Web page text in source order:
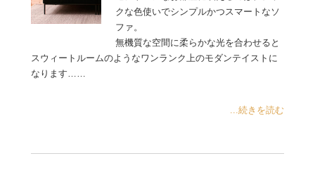
クな色使いでシンプルかつスマートなソ
ファ。
無機質な空間に柔らかな光を合わせると
スウィートルームのようなワンランク上のモダンテイストに
なります……
...続きを読む